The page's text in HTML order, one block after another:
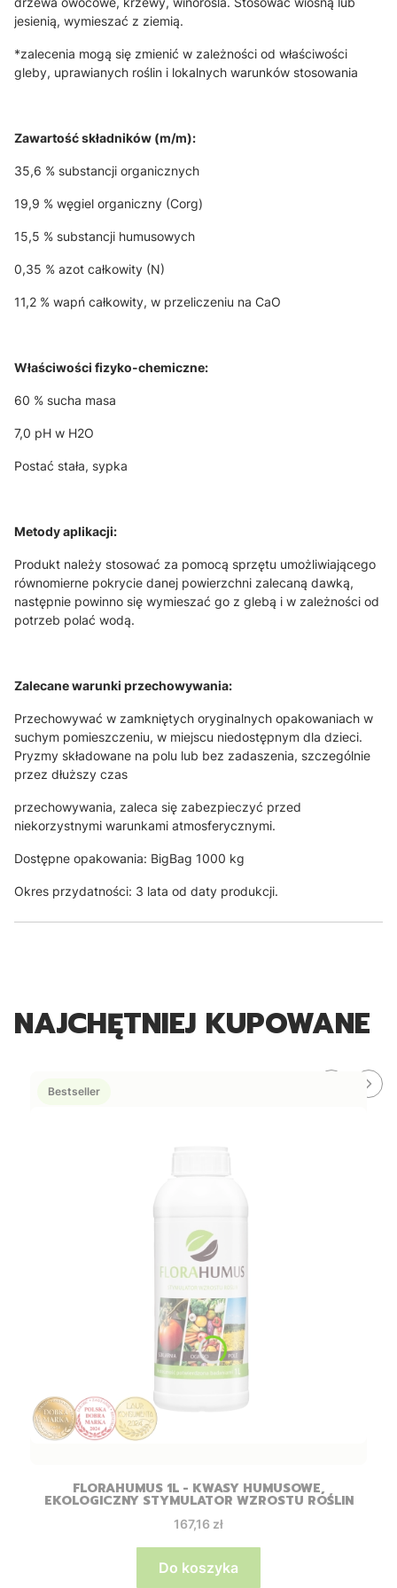
jesienią, wymieszać z ziemią.
*zalecenia mogą się zmienić w zależności od właściwości
gleby, uprawianych roślin i lokalnych warunków stosowania
Zawartość składników (m/m):
35,6 % substancji organicznych
19,9 % węgiel organiczny (Corg)
15,5 % substancji humusowych
0,35 % azot całkowity (N)
11,2 % wapń całkowity, w przeliczeniu na CaO
Właściwości fizyko-chemiczne:
60 % sucha masa
7,0 pH w H2O
Postać stała, sypka
Metody aplikacji:
Produkt należy stosować za pomocą sprzętu umożliwiającego
równomierne pokrycie danej powierzchni zalecaną dawką,
następnie powinno się wymieszać go z glebą i w zależności od
potrzeb polać wodą.
Zalecane warunki przechowywania:
Przechowywać w zamkniętych oryginalnych opakowaniach w
suchym pomieszczeniu, w miejscu niedostępnym dla dzieci.
Pryzmy składowane na polu lub bez zadaszenia, szczególnie
przez dłuższy czas
przechowywania, zaleca się zabezpieczyć przed
niekorzystnymi warunkami atmosferycznymi.
Dostępne opakowania: BigBag 1000 kg
Okres przydatności: 3 lata od daty produkcji.
NAJCHĘTNIEJ KUPOWANE
Bestseller
FLORAHUMUS 1L - KWASY HUMUSOWE,
EKOLOGICZNY STYMULATOR WZROSTU ROŚLIN
Cena
167,16 zł
Do koszyka